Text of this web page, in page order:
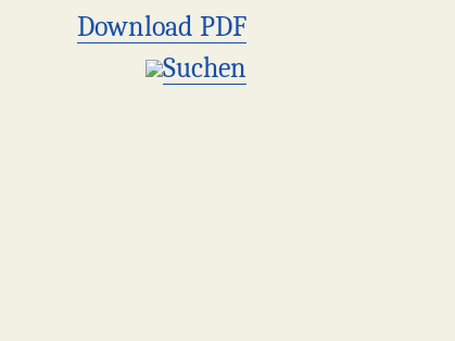
Download PDF
Suchen